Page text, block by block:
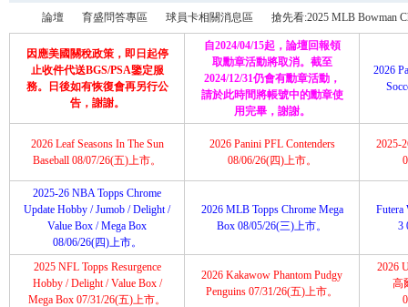
»
論壇
›
育盛問答專區
›
球員卡相關消息區
›
搶先看:2025 MLB Bowman
因應美國關稅政策，即日起停
止收件代送BGS/PSA鑒定服
務。日後如有恢復會再另行公
告，謝謝。
自2024/04/15起，論壇回報領
取勳章活動將取消。截至
2024/12/31仍會有勳章活動，
請於此時間將帳號中的勳章使
用完畢，謝謝。
2026
2026 Leaf Seasons In The Sun
Baseball 08/07/26(五)上市。
2026 Panini PFL Contenders
08/06/26(四)上市。
2025-
2025-26 NBA Topps Chrome
Update Hobby / Jumob / Delight /
Value Box / Mega Box
08/06/26(四)上市。
2026 MLB Topps Chrome Mega
Box 08/05/26(三)上市。
Futera
3
2025 NFL Topps Resurgence
Hobby / Delight / Value Box /
Mega Box 07/31/26(五)上市。
2026 Kakawow Phantom Pudgy
Penguins 07/31/26(五)上市。
2026
高